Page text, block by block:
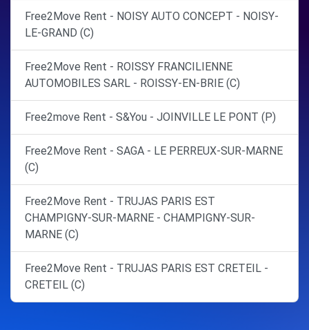
Free2Move Rent - NOISY AUTO CONCEPT - NOISY-
LE-GRAND (C)
Free2Move Rent - ROISSY FRANCILIENNE
AUTOMOBILES SARL - ROISSY-EN-BRIE (C)
Free2move Rent - S&You - JOINVILLE LE PONT (P)
Free2Move Rent - SAGA - LE PERREUX-SUR-MARNE
(C)
Free2Move Rent - TRUJAS PARIS EST
CHAMPIGNY-SUR-MARNE - CHAMPIGNY-SUR-
MARNE (C)
Free2Move Rent - TRUJAS PARIS EST CRETEIL -
CRETEIL (C)